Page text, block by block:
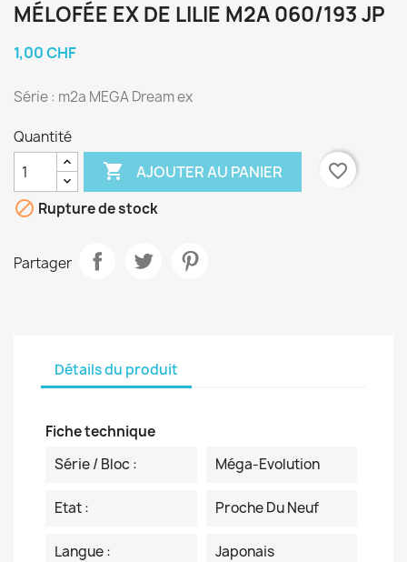
MÉLOFÉE EX DE LILIE M2A 060/193 JP
1,00 CHF
Série : m2a MEGA Dream ex
Quantité
 AJOUTER AU PANIER
favorite_border
 Rupture de stock
Partager
Détails du produit
Fiche technique
Série / Bloc :
Méga-Evolution
Etat : Proche Du Neuf
Langue : Japonais